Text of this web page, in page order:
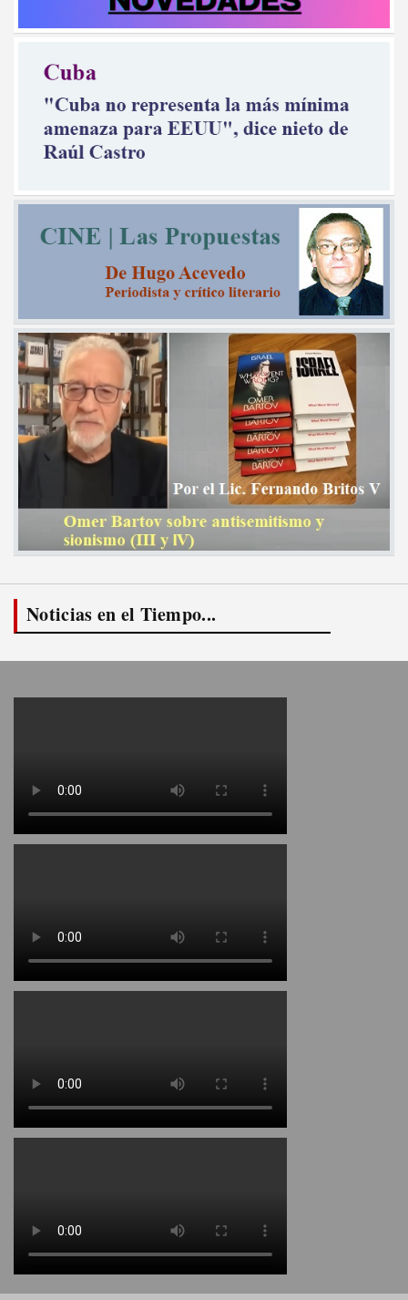
Noticias en el Tiempo...